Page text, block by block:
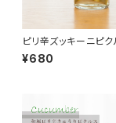
ピリ辛ズッキーニピ
ちごはん＊ギフト
¥680